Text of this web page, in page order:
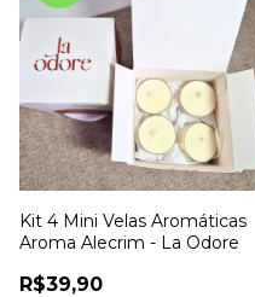
Kit 4 Mini Velas Aromáticas
Aroma Alecrim - La Odore
R$39,90